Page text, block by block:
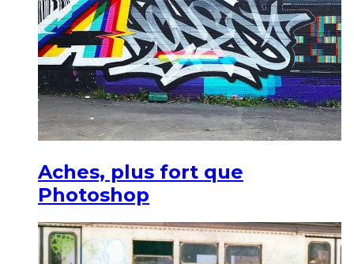
Aches, plus fort que
Photoshop